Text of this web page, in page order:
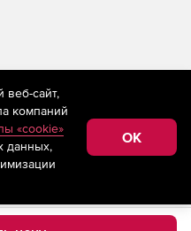
применяются
технологии
сбора,
относящихся к
«Интернет»,
Федерации)
веб-сайт,
компаний
«cookie»
данных,
OK